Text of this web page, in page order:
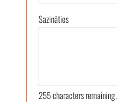
Sazināties
255characters remaining.